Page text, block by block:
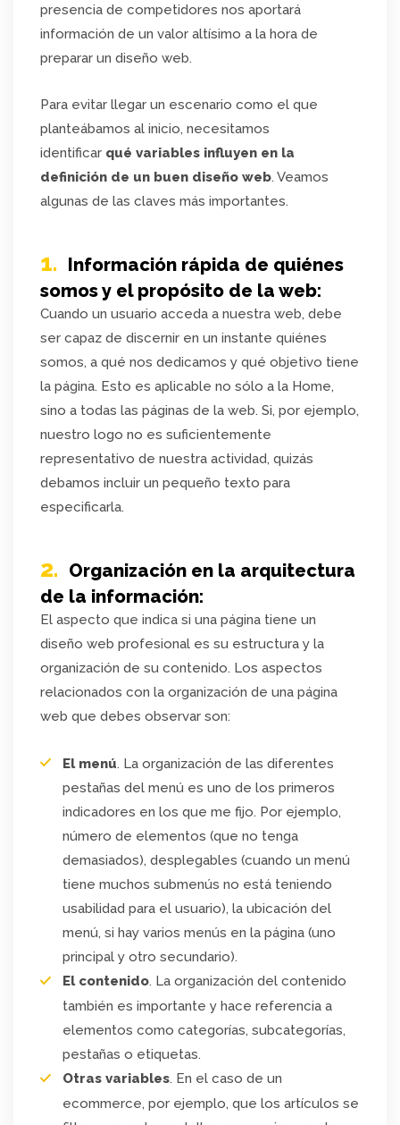
presencia de competidores nos aportará
información de un valor altísimo a la hora de
preparar un diseño web.
Para evitar llegar un escenario como el que
planteábamos al inicio, necesitamos
identificar qué variables influyen en la
definición de un buen diseño web. Veamos
algunas de las claves más importantes.
1. Información rápida de quiénes
somos y el propósito de la web:
Cuando un usuario acceda a nuestra web, debe
ser capaz de discernir en un instante quiénes
somos, a qué nos dedicamos y qué objetivo tiene
la página. Esto es aplicable no sólo a la Home,
sino a todas las páginas de la web. Si, por ejemplo,
nuestro logo no es suficientemente
representativo de nuestra actividad, quizás
debamos incluir un pequeño texto para
especificarla.
2. Organización en la arquitectura
de la información:
El aspecto que indica si una página tiene un
diseño web profesional es su estructura y la
organización de su contenido. Los aspectos
relacionados con la organización de una página
web que debes observar son:
El menú. La organización de las diferentes
pestañas del menú es uno de los primeros
indicadores en los que me fijo. Por ejemplo,
número de elementos (que no tenga
demasiados), desplegables (cuando un menú
tiene muchos submenús no está teniendo
usabilidad para el usuario), la ubicación del
menú, si hay varios menús en la página (uno
principal y otro secundario).
El contenido. La organización del contenido
también es importante y hace referencia a
elementos como categorías, subcategorías,
pestañas o etiquetas.
Otras variables. En el caso de un
ecommerce, por ejemplo, que los artículos se